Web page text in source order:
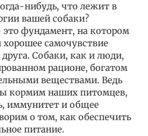
нибудь, что лежит в
вашей собаки?
фундамент, на котором
хорошее самочувствие
Собаки, как и люди,
рационе, богатом
веществами. Ведь
кормим наших питомцев,
иммунитет и общее
о том, как обеспечить
питание.